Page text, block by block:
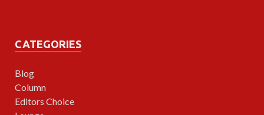
CATEGORIES
Blog
Column
Editors Choice